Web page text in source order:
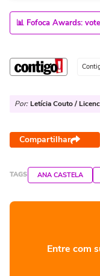
📊 Fofoca Awards:
Por: Letícia Couto /
Compartilhar
TAGS ANA CASTELA
Entre com